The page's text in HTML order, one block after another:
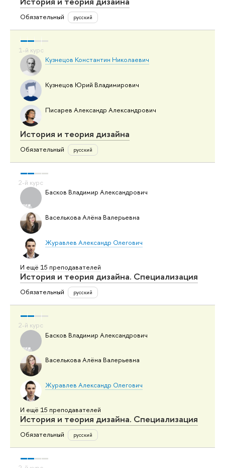
Обязательный русский
Кузнецов Константин Николаевич
Кузнецов Юрий Владимирович
Писарев Александр Александрович
История и теория дизайна
Обязательный русский
Басков Владимир Александрович
Васелькова Алёна Валерьевна
Журавлев Александр Олегович
И ещё 15 преподавателей
История и теория дизайна. Специализация
Обязательный русский
Басков Владимир Александрович
Васелькова Алёна Валерьевна
Журавлев Александр Олегович
И ещё 15 преподавателей
История и теория дизайна. Специализация
Обязательный русский